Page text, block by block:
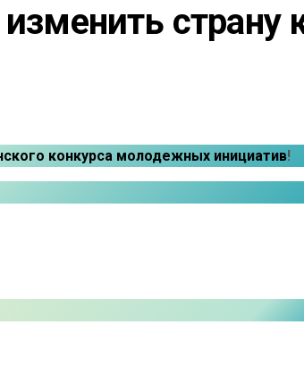
страну
конкурса молодежных инициатив!